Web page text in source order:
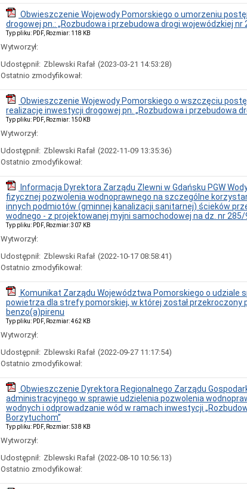
Obwieszczenie Wojewody Pomorskiego o umorzeniu
drogowej pn.: „Rozbudowa i przebudowa drogi wojewódzkiej nr
Typ pliku: PDF, Rozmiar: 118 KB
Wytworzył:
Udostępnił: Zblewski Rafał (2023-03-21 14:53:28)
Ostatnio zmodyfikował:
Obwieszczenie Wojewody Pomorskiego o wszczęciu
realizację inwestycji drogowej pn. „Rozbudowa i przebudowa
Typ pliku: PDF, Rozmiar: 150 KB
Wytworzył:
Udostępnił: Zblewski Rafał (2022-11-09 13:35:36)
Ostatnio zmodyfikował:
Informacja Dyrektora Zarządu Zlewni w Gdańsku PGW
fizycznej pozwolenia wodnoprawnego na szczególne
innych podmiotów (gminnej kanalizacji sanitarnej) ścieków
wodnego - z projektowanej myjni samochodowej na dz. nr
Typ pliku: PDF, Rozmiar: 307 KB
Wytworzył:
Udostępnił: Zblewski Rafał (2022-10-17 08:58:41)
Ostatnio zmodyfikował:
Komunikat Zarządu Województwa Pomorskiego o udziale
powietrza dla strefy pomorskiej, w której został
benzo(a)pirenu
Typ pliku: PDF, Rozmiar: 462 KB
Wytworzył:
Udostępnił: Zblewski Rafał (2022-09-27 11:17:54)
Ostatnio zmodyfikował:
Obwieszczenie Dyrektora Regionalnego Zarządu
administracyjnego w sprawie udzielenia pozwolenia
wodnych i odprowadzanie wód w ramach inwestycji
Borzytuchom”
Typ pliku: PDF, Rozmiar: 538 KB
Wytworzył:
Udostępnił: Zblewski Rafał (2022-08-10 10:56:13)
Ostatnio zmodyfikował: